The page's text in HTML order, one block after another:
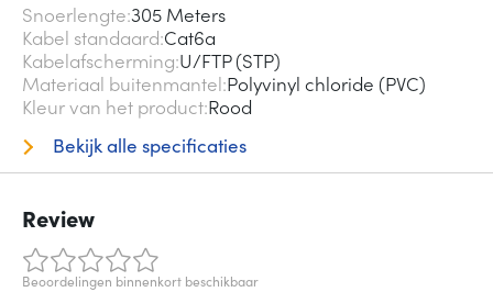
Snoerlengte 305 Meters
Kabel standaard Cat6a
Kabelafscherming U/FTP (STP)
Materiaal buitenmantel Polyvinyl chloride (PVC)
Kleur van het product Rood
Bekijk alle specificaties
Review
Beoordelingen binnenkort beschikbaar